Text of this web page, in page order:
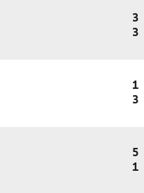
3
3
1
3
5
1